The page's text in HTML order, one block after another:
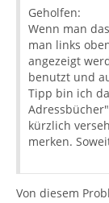
Geholfen:
Wenn man
man links
angezeigt
benutzt und
Tipp bin ich
kürzlich
merken.
Von diesem